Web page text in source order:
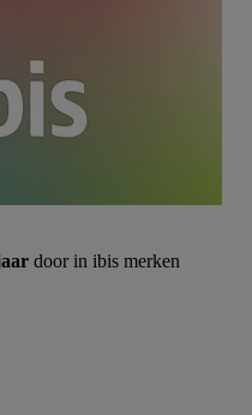
door in ibis merken